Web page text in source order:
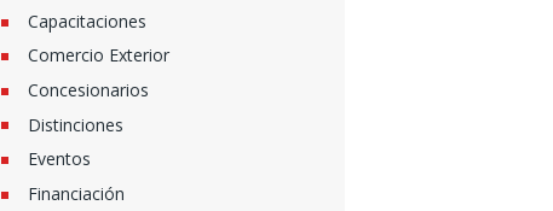
Capacitaciones
Comercio Exterior
Concesionarios
Distinciones
Eventos
Financiación